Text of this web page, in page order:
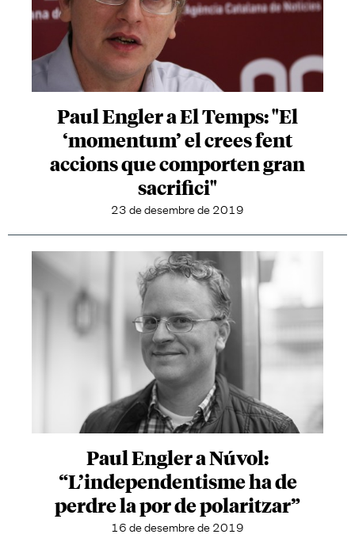
Paul Engler a El Temps: "El
‘momentum’ el crees fent
accions que comporten gran
sacrifici"
23 de desembre de 2019
Paul Engler a Núvol:
“L’independentisme ha de
perdre la por de polaritzar”
16 de desembre de 2019